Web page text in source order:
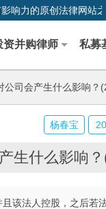
响力的原创法律网站之
资并购律师 私募
公司会产生什么影响？
生什么影响
该法人控股，之后若
杨春宝